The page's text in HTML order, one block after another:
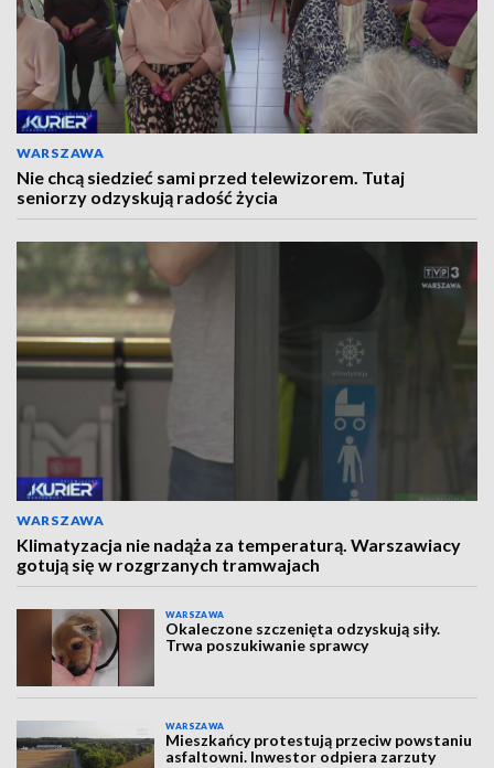
WARSZAWA
Nie chcą siedzieć sami przed telewizorem. Tutaj
seniorzy odzyskują radość życia
WARSZAWA
Klimatyzacja nie nadąża za temperaturą. Warszawiacy
gotują się w rozgrzanych tramwajach
WARSZAWA
Okaleczone szczenięta odzyskują siły.
Trwa poszukiwanie sprawcy
WARSZAWA
Mieszkańcy protestują przeciw powstaniu
asfaltowni. Inwestor odpiera zarzuty